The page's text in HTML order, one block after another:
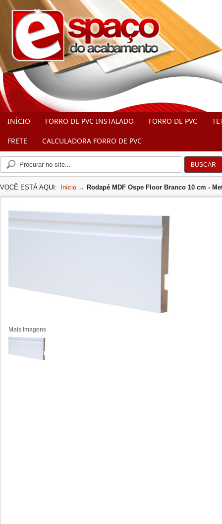
INÍCIO FORRO DE PVC INSTALADO FORRO DE PVC
FRETE CALCULADORA FORRO DE PVC
BUSCAR
VOCÊ ESTÁ AQUI: Início → Rodapé MDF Ospe Floor Branco 10 cm -
Mais Imagens